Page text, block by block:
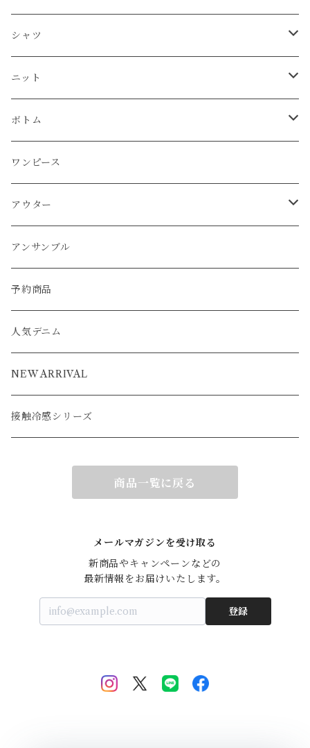
Tシャツ
ベスト
カーディガン
シャツ
プルオーバー
ニット
プルオーバー
パーカー
アウター
ボトム
パンツ
スカート
ワンピース
アウター
ブルゾン
ジャケット
アンサンブル
カーディガン
プルオーバー
シャツ
ニット
カーディガン
プルオーバー
ボトム
ワンピース
アウター
ベスト
ジャケット
アンサンブル
タンクトップ
Tシャツ
プルオーバー
チュニック
パーカー
ワンピース
ベスト
カーディガン
ブルゾン
シャツ
シャツ
プルオーバー
チュニック
ワンピース
カーディガン
パーカー
ニット
プルオーバー
パーカー
カーディガン
ワンピース
ベスト
ポンチョ
アウター
ボトム
パンツ
スカート
ワンピース
アウター
ブルゾン
ジャケット
コート
ベスト
アンサンブル
予約商品
人気デニム
NEW ARRIVAL
接触冷感シリーズ
商品一覧に戻る
メールマガジンを受け取る
新商品やキャンペーンなどの
最新情報をお届けいたします。
登録